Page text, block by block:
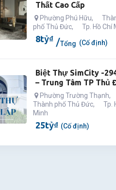
Thất Cao Cấp
Phường Phú Hữu,
phố Thủ Đức, Tp. Hồ Chí
8tỷ₫ Tổng (Cố định)
Biệt Thự SimCity -
– Trung Tâm TP Thủ
Phường Trường Thạnh,
Thành phố Thủ Đức,
Tp.
Minh
25tỷ₫ (Cố định)